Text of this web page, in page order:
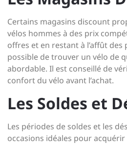
Certains magasins discount
vélos hommes à des prix
offres et en restant à l’affût
possible de trouver un vélo de
abordable. Il est conseillé de
confort du vélo avant l’achat.
Les Soldes et
Les périodes de soldes et les
occasions idéales pour